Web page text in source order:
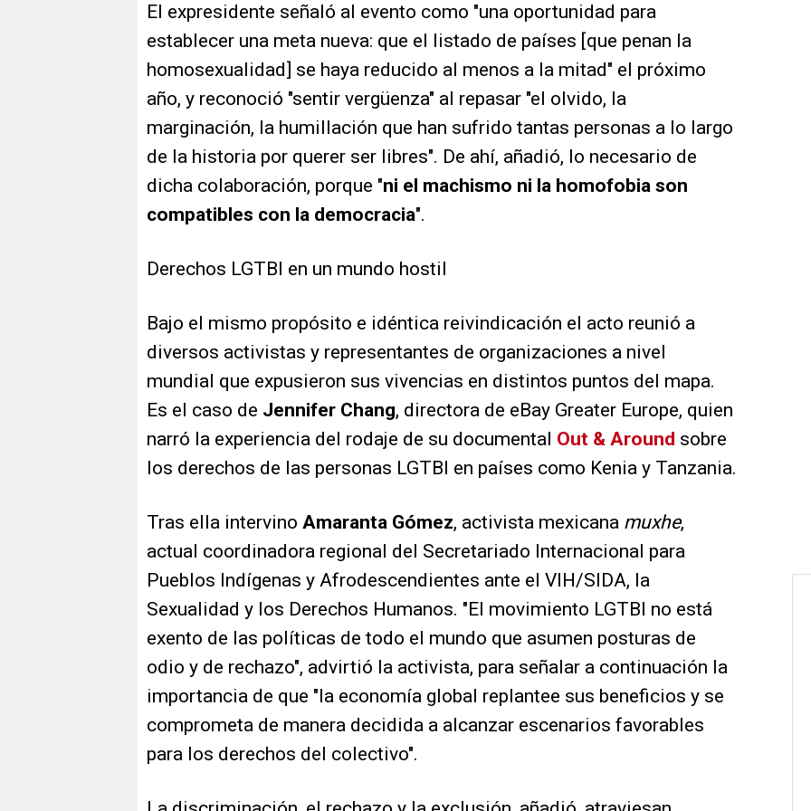
El expresidente señaló al evento como "una oportunidad para
establecer una meta nueva: que el listado de países [que penan la
homosexualidad] se haya reducido al menos a la mitad" el próximo
año, y reconoció "sentir vergüenza" al repasar "el olvido, la
marginación, la humillación que han sufrido tantas personas a lo largo
de la historia por querer ser libres". De ahí, añadió, lo necesario de
dicha colaboración, porque "ni el machismo ni la homofobia son
compatibles con la democracia".
Derechos LGTBI en un mundo hostil
Bajo el mismo propósito e idéntica reivindicación el acto reunió a
diversos activistas y representantes de organizaciones a nivel
mundial que expusieron sus vivencias en distintos puntos del mapa.
Es el caso de Jennifer Chang, directora de eBay Greater Europe, quien
narró la experiencia del rodaje de su documental Out & Around sobre
los derechos de las personas LGTBI en países como Kenia y Tanzania.
Tras ella intervino Amaranta Gómez, activista mexicana muxhe,
actual coordinadora regional del Secretariado Internacional para
Pueblos Indígenas y Afrodescendientes ante el VIH/SIDA, la
Sexualidad y los Derechos Humanos. "El movimiento LGTBI no está
exento de las políticas de todo el mundo que asumen posturas de
odio y de rechazo", advirtió la activista, para señalar a continuación la
importancia de que "la economía global replantee sus beneficios y se
comprometa de manera decidida a alcanzar escenarios favorables
para los derechos del colectivo".